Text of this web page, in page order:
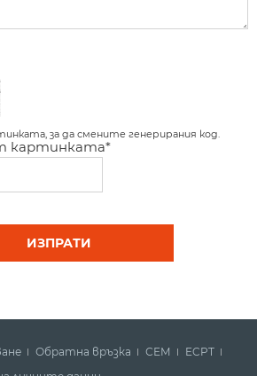
за да смените генерирания код.
картинката*
Обратна връзка СЕМ
ECPT